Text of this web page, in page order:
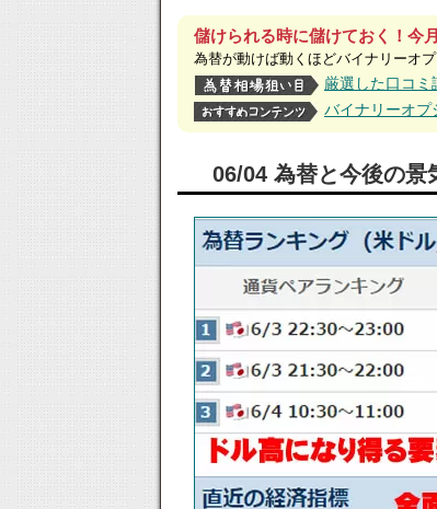
儲けられる時に儲けておく！今
為替が動けば動くほどバイナリーオ
厳選した口コミ
バイナリーオプ
06/04 為替と今後の景